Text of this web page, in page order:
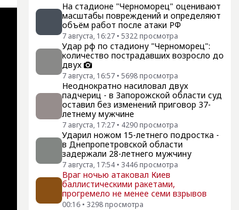
На стадионе "Черноморец" оценивают
масштабы повреждений и определяют
объём работ после атаки РФ
7 августа, 16:27 • 5322 просмотра
Удар рф по стадиону "Черноморец":
количество пострадавших возросло до
двух
7 августа, 16:57 • 5698 просмотра
Неоднократно насиловал двух
падчериц - в Запорожской области суд
оставил без изменений приговор 37-
летнему мужчине
7 августа, 17:27 • 4290 просмотра
Ударил ножом 15-летнего подростка -
в Днепропетровской области
задержали 28-летнего мужчину
7 августа, 17:54 • 3446 просмотра
Враг ночью атаковал Киев
баллистическими ракетами,
прогремело не менее семи взрывов
00:16 • 3298 просмотра